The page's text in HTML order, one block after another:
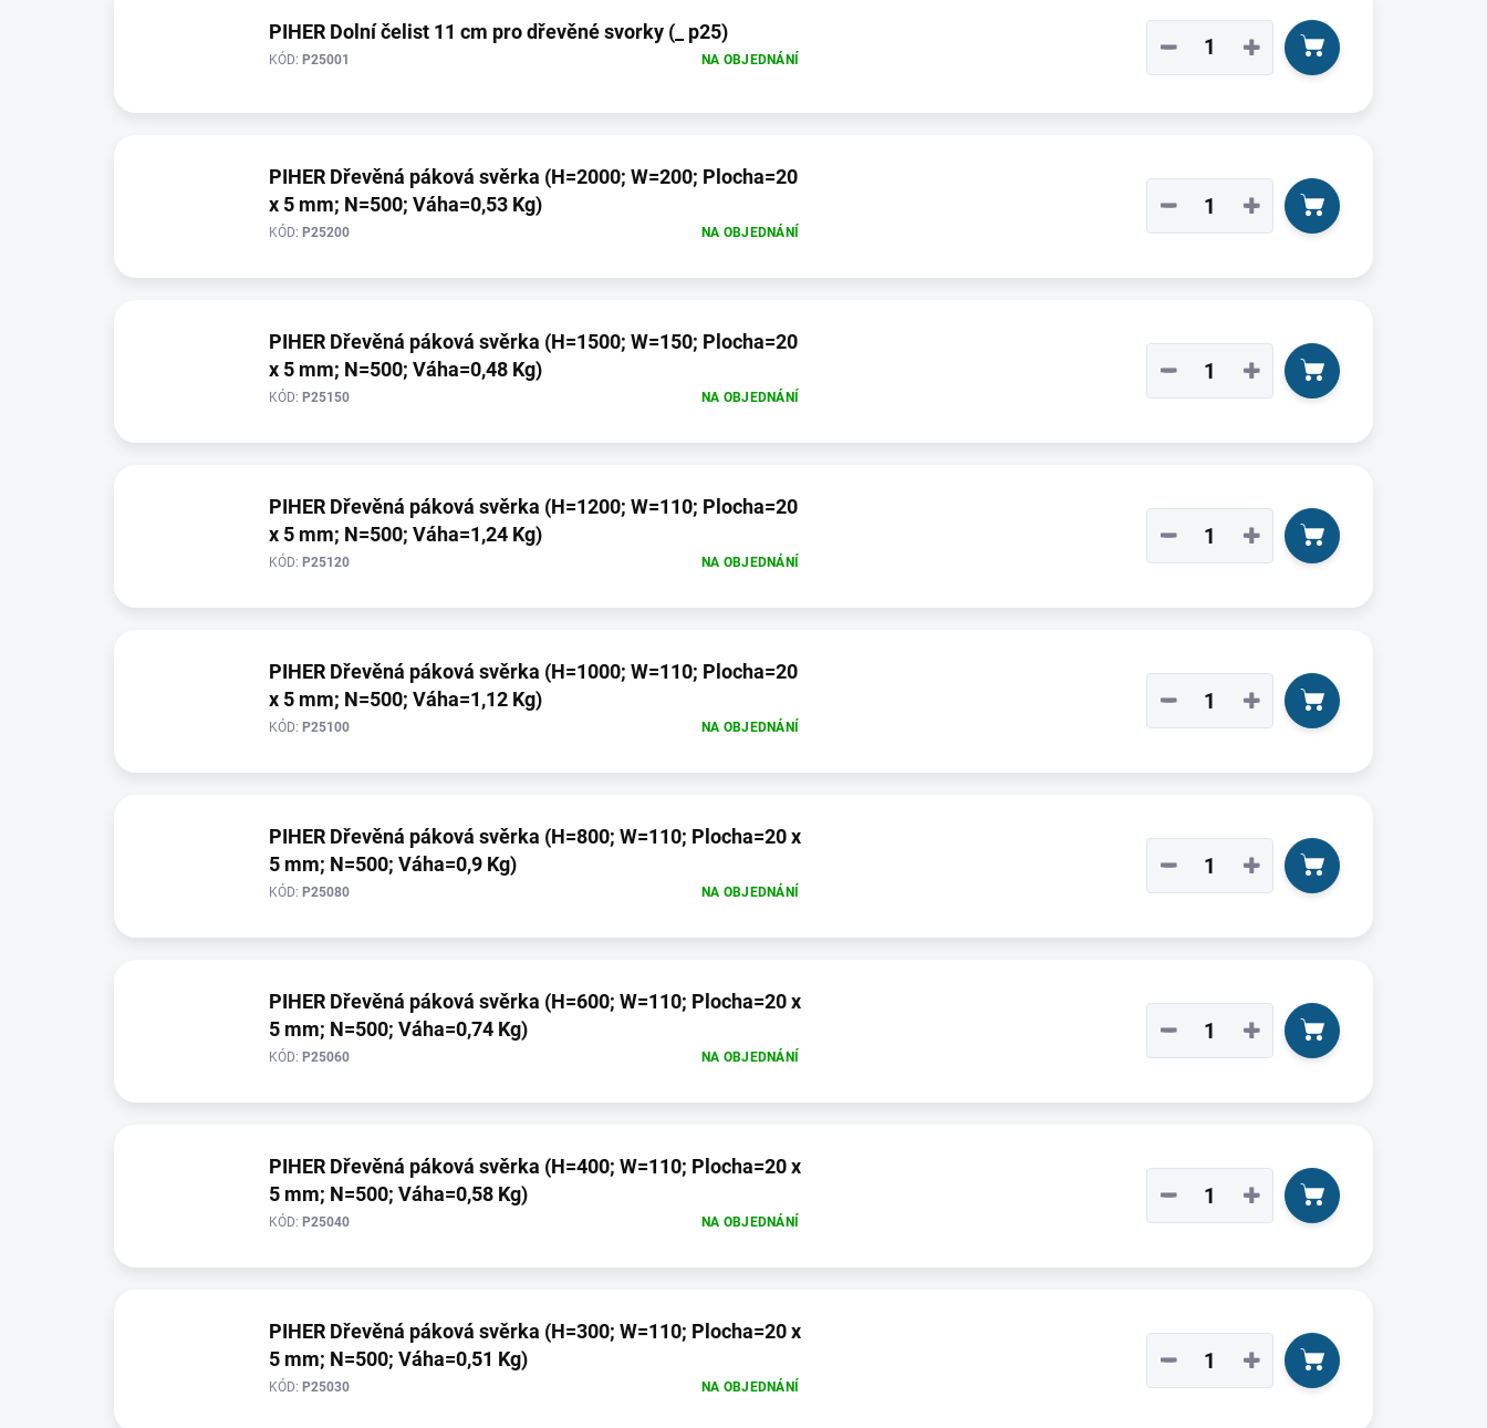
PIHER Dolní čelist 11 cm pro dřevěné svorky (_ p25)
NA OBJEDNÁNÍ
KÓD: P25001 +
−
PIHER Dřevěná páková svěrka (H=2000; W=200; Plocha=20
x 5 mm; N=500; Váha=0,53 Kg)
NA OBJEDNÁNÍ
KÓD: P25200
+
−
PIHER Dřevěná páková svěrka (H=1500; W=150; Plocha=20
x 5 mm; N=500; Váha=0,48 Kg)
NA OBJEDNÁNÍ
KÓD: P25150
+
−
PIHER Dřevěná páková svěrka (H=1200; W=110; Plocha=20
x 5 mm; N=500; Váha=1,24 Kg)
NA OBJEDNÁNÍ
KÓD: P25120
+
−
PIHER Dřevěná páková svěrka (H=1000; W=110; Plocha=20
x 5 mm; N=500; Váha=1,12 Kg)
NA OBJEDNÁNÍ
KÓD: P25100
+
−
PIHER Dřevěná páková svěrka (H=800; W=110; Plocha=20 x
5 mm; N=500; Váha=0,9 Kg)
NA OBJEDNÁNÍ
KÓD: P25080
+
−
PIHER Dřevěná páková svěrka (H=600; W=110; Plocha=20 x
5 mm; N=500; Váha=0,74 Kg)
NA OBJEDNÁNÍ
KÓD: P25060
+
−
PIHER Dřevěná páková svěrka (H=400; W=110; Plocha=20 x
5 mm; N=500; Váha=0,58 Kg)
NA OBJEDNÁNÍ
KÓD: P25040
+
−
PIHER Dřevěná páková svěrka (H=300; W=110; Plocha=20 x
5 mm; N=500; Váha=0,51 Kg)
NA OBJEDNÁNÍ
KÓD: P25030
+
−